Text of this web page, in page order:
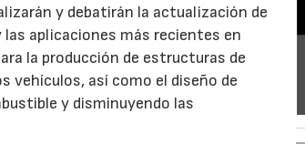
y debatirán la actualización de
aplicaciones más recientes en
la producción de estructuras de
vehículos, así como el diseño de
y disminuyendo las